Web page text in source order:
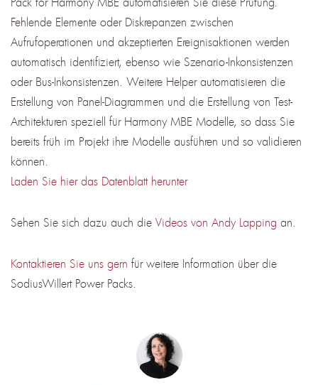
Fehlende Elemente oder Diskrepanzen zwischen
Aufrufoperationen und akzeptierten Ereignisaktionen werden
automatisch identifiziert, ebenso wie Szenario-Inkonsistenzen
oder Bus-Inkonsistenzen. Weitere Helper automatisieren die
Erstellung von Panel-Diagrammen und die Erstellung von Test-
Architekturen speziell für Harmony MBE Modelle, so dass Sie
bereits früh im Projekt ihre Modelle ausführen und so validieren
können.
Laden Sie hier das Datenblatt herunter
Sehen Sie sich dazu auch die Videos von Andy Lapping an.
Kontaktieren Sie uns gern für weitere Information über die
SodiusWillert Power Packs.